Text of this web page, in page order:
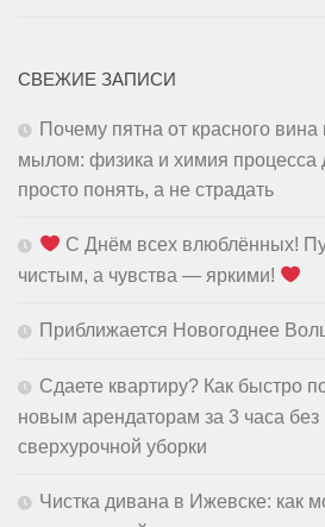
СВЕЖИЕ ЗАПИСИ
Почему пятна от красного
мылом: физика и химия процесса
просто понять, а не страдать
С Днём всех влюблённых!
чистым, а чувства — яркими!
Приближается Новогоднее
Сдаете квартиру? Как быстро
новым арендаторам за 3 часа без
сверхурочной уборки
Чистка дивана в Ижевске: как